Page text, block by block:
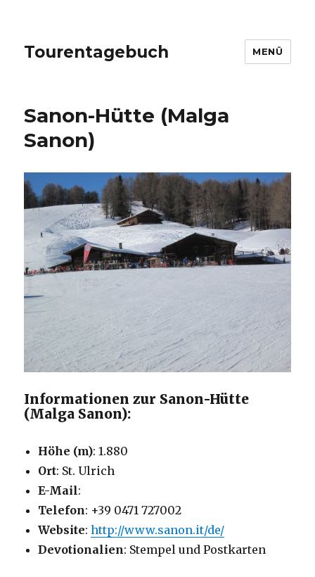
Tourentagebuch MENÜ
Sanon-Hütte (Malga
Sanon)
Informationen zur Sanon-Hütte
(Malga Sanon):
Höhe (m): 1.880
Ort: St. Ulrich
E-Mail:
Telefon: +39 0471 727002
Website:http://www.sanon.it/de/
Devotionalien: Stempel und Postkarten